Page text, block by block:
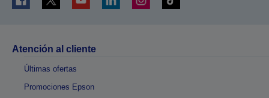
Atención al cliente
Últimas ofertas
Promociones Epson